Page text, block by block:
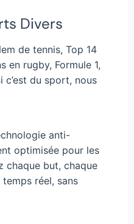
Divers
de tennis, Top 14
en rugby, Formule 1,
c’est du sport, nous
anti-
optimisée pour les
chaque but, chaque
réel, sans